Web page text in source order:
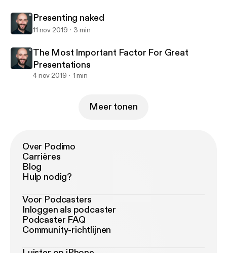
Presenting naked
11 nov 2019 3 min
The Most Important Factor For Great
Presentations
4 nov 2019 1 min
Meer tonen
Over Podimo
Carrières
Blog
Hulp nodig?
Voor Podcasters
Inloggen als podcaster
Podcaster FAQ
Community-richtlijnen